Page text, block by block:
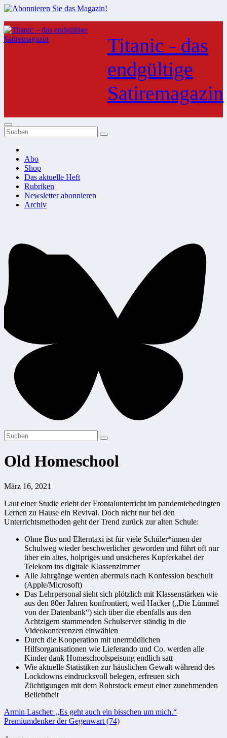
Zum
Inhalt
springen
Titanic - das
endgültige
Satiremagazin
Abo
Shop
Das aktuelle Heft
Rubriken
Newsletter abonnieren
Archiv
Old Homeschool
März 16, 2021
Laut einer Studie erlebt der Frontalunterricht im pandemiebedingten
Lernen zu Hause ein Revival. Doch nicht nur bei den
Unterrichtsmethoden geht der Trend zurück zur alten Schule:
Ohne Bus und Elterntaxi ist für viele Schüler*innen der
Schulweg wieder beschwerlicher geworden und führt oft nur
über ein altes, holpriges und unsicheres Kupferkabel der
Telekom ins digitale Klassenzimmer
Alle Jahrgänge werden abermals nach Konfession beschult
(Apple/Microsoft)
Das Lehrpersonal sieht sich plötzlich mit Klassenstärken wie
aus den 80er Jahren konfrontiert, weil Hacker („Die Lümmel
von der Datenbank“) sich über die ebenfalls aus den
Achtzigern stammenden Schulserver ständig in die
Videokonferenzen einwählen
Durch die Kooperation mit unermüdlichen
Hilfsorganisationen wie Lieferando und Co. werden alle
Kinder dank Homeschoolspeisung endlich satt
Wie aktuelle Statistiken zur häuslichen Gewalt während des
Lockdowns eindrucksvoll belegen, erfreuen sich
Züchtigungen mit dem Rohrstock erneut einer zunehmenden
Beliebtheit
Beitragsnavigation
Armin Laschet: „Es geht auch ein bisschen um mich.“
Premiumdenker der Gegenwart (74)